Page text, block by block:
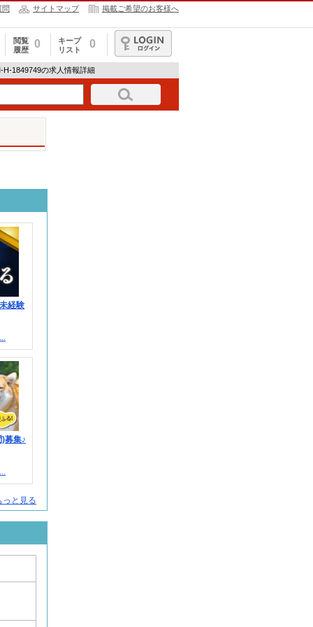
問 サイトマップ 掲載ご希望のお客様へ
閲覧
履歴
0
キープ
リスト
0
ログイン
1849749の求人情報詳細
経験
募集♪
と見る